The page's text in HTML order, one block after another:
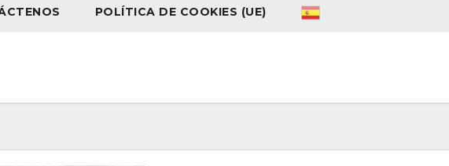
POLÍTICA DE COOKIES (UE)